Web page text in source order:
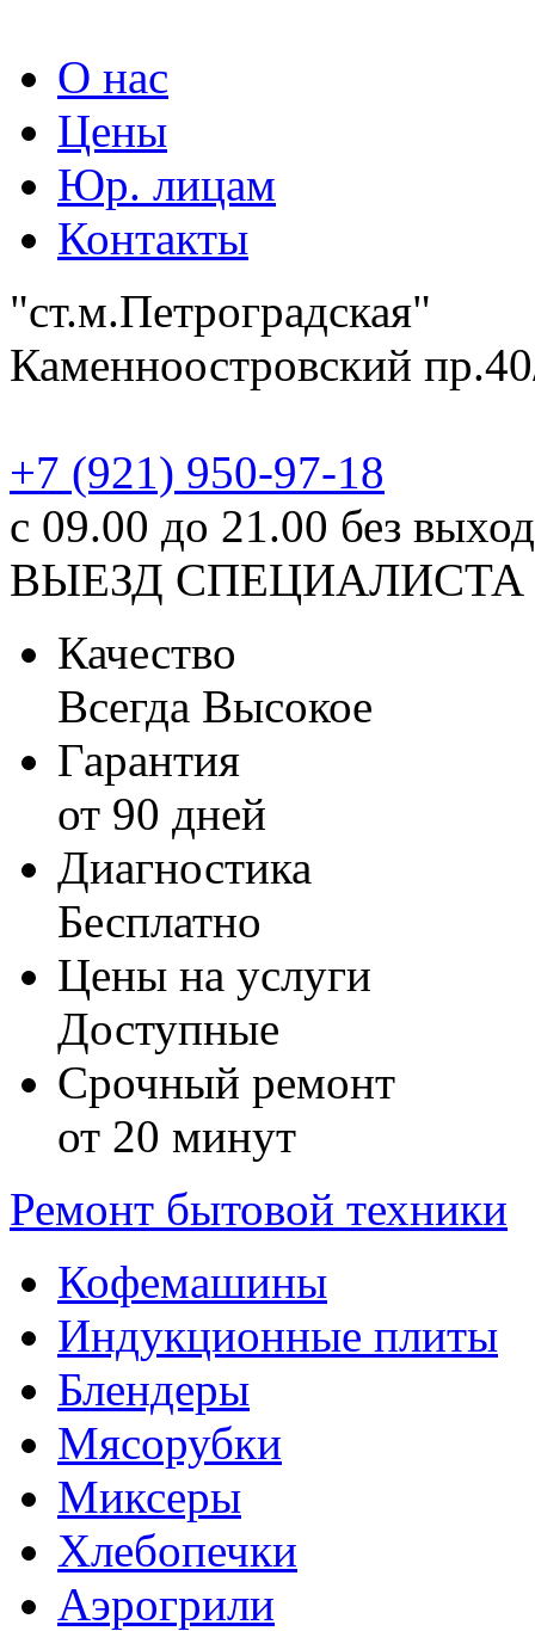
О нас
Цены
Юр. лицам
Контакты
"ст.м.Петроградская"
Каменноостровский
‎+7 (921) 950-97-18
с 09.00 до 21.00 без
ВЫЕЗД СПЕЦИАЛИСТА
Качество
Всегда Высокое
Гарантия
от 90 дней
Диагностика
Бесплатно
Цены на услуги
Доступные
Срочный ремонт
от 20 минут
Ремонт бытовой техники
Кофемашины
Индукционные плиты
Блендеры
Мясорубки
Миксеры
Хлебопечки
Аэрогрили